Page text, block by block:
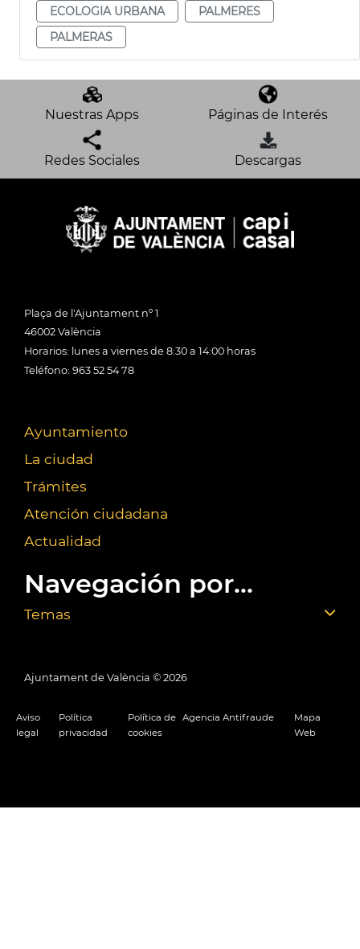
ECOLOGIA URBANA
PALMERES
PALMERAS
Nuestras Apps Páginas de Interés
Redes Sociales Descargas
Plaça de l'Ajuntament nº 1
46002 València
Horarios: lunes a viernes de 8:30 a 14:00 horas
Teléfono: 963 52 54 78
Ayuntamiento
La ciudad
Trámites
Atención ciudadana
Actualidad
Navegación por...
Temas
Ajuntament de València © 2026
Aviso
legal
Política
privacidad
Política de
cookies
Agencia Antifraude
Mapa
Web